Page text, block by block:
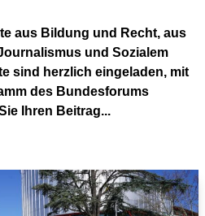
aus Bildung und Recht, aus
und Sozialem
sind herzlich eingeladen, mit
des Bundesforums
Ihren Beitrag...